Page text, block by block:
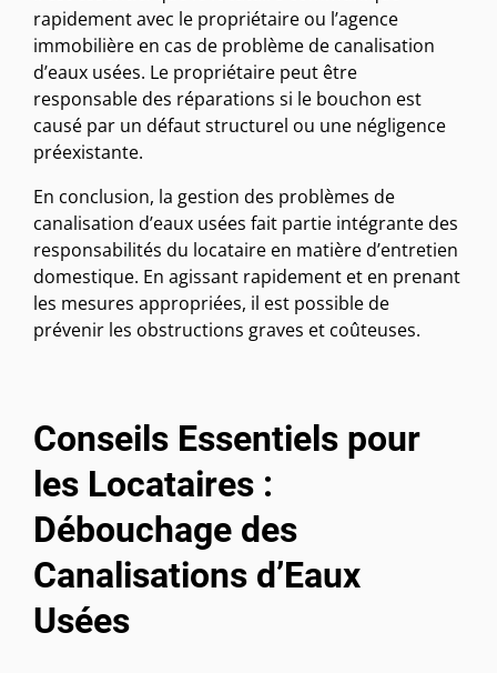
rapidement avec le propriétaire ou l’agence
immobilière en cas de problème de canalisation
d’eaux usées. Le propriétaire peut être
responsable des réparations si le bouchon est
causé par un défaut structurel ou une négligence
préexistante.
En conclusion, la gestion des problèmes de
canalisation d’eaux usées fait partie intégrante des
responsabilités du locataire en matière d’entretien
domestique. En agissant rapidement et en prenant
les mesures appropriées, il est possible de
prévenir les obstructions graves et coûteuses.
Conseils Essentiels pour
les Locataires :
Débouchage des
Canalisations d’Eaux
Usées